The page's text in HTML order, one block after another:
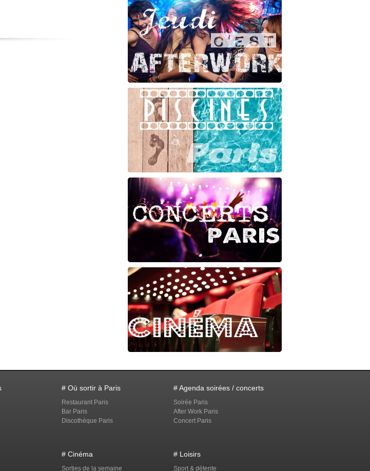
# Où sortir à Paris
Restaurant Paris
Bar Paris
Discothèque Paris
# Agenda soirées / concerts
Soirée Paris
After Work Paris
Concert Paris
# Cinéma
Sorties de la semaine
# Loisirs
Sport & détente